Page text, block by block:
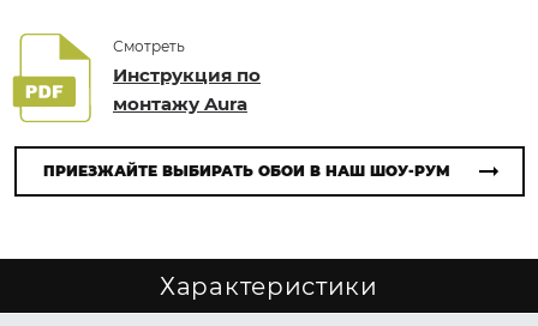
Смотреть
Инструкция по
монтажу Aura
ПРИЕЗЖАЙТЕ ВЫБИРАТЬ ОБОИ В НАШ ШОУ-РУМ
Характеристики